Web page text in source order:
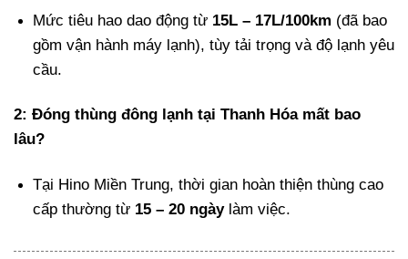
Mức tiêu hao dao động từ 15L – 17L/100km (đã bao
gồm vận hành máy lạnh), tùy tải trọng và độ lạnh yêu
cầu.
2: Đóng thùng đông lạnh tại Thanh Hóa mất bao
lâu?
Tại Hino Miền Trung, thời gian hoàn thiện thùng cao
cấp thường từ 15 – 20 ngàylàm việc.